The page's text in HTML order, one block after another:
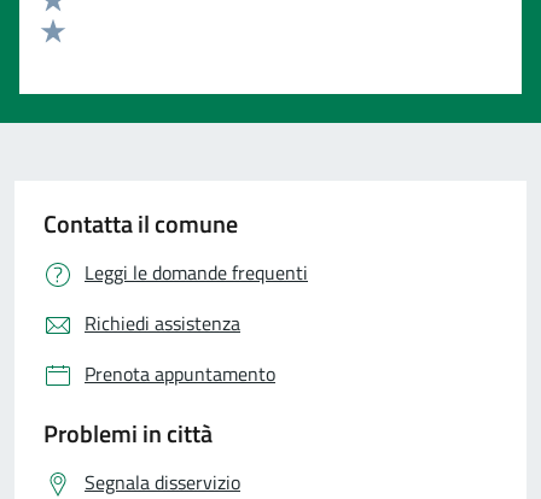
Valuta 2 stelle su 5
Contatta il comune
Leggi le domande frequenti
Richiedi assistenza
Prenota appuntamento
Problemi in città
Segnala disservizio